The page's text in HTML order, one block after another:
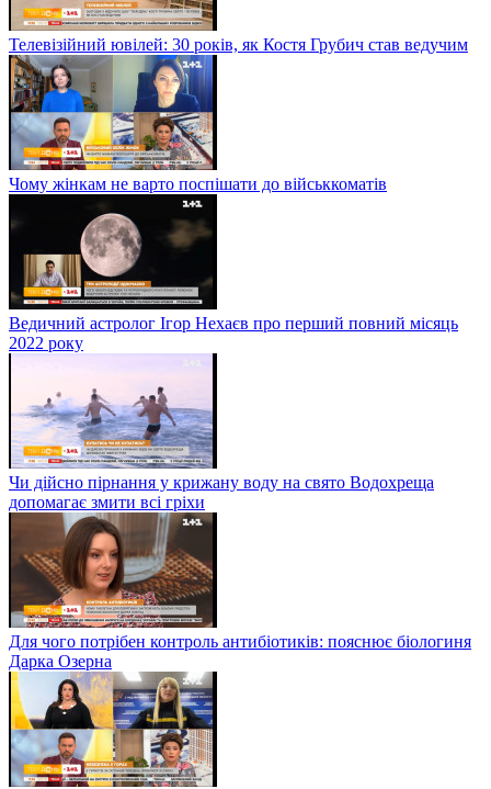
Телевізійний ювілей: 30 років, як Костя Грубич став ведучим
Чому жінкам не варто поспішати до військкоматів
Ведичний астролог Ігор Нехаєв про перший повний місяць
2022 року
Чи дійсно пірнання у крижану воду на свято Водохреща
допомагає змити всі гріхи
Для чого потрібен контроль антибіотиків: пояснює біологиня
Дарка Озерна